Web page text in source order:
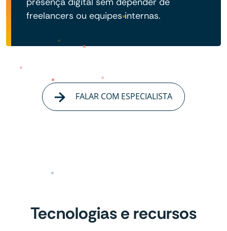
freelancers ou equipes internas.
FALAR COM ESPECIALISTA
Tecnologias e recursos